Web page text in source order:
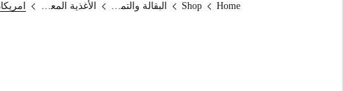
Home
Shop البقالة والتموين الأغذية المعلبة